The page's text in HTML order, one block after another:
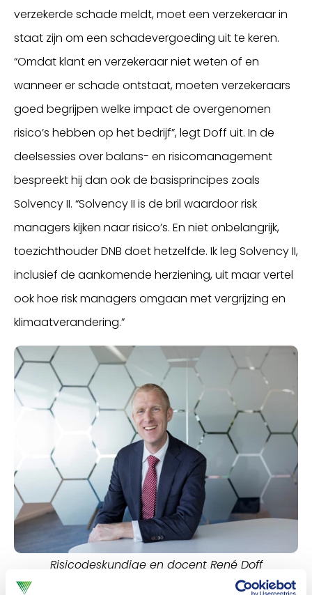
verzekerde schade meldt, moet een verzekeraar in
staat zijn om een schadevergoeding uit te keren.
“Omdat klant en verzekeraar niet weten of en
wanneer er schade ontstaat, moeten verzekeraars
goed begrijpen welke impact de overgenomen
risico’s hebben op het bedrijf”, legt Doff uit. In de
deelsessies over balans- en risicomanagement
bespreekt hij dan ook de basisprincipes zoals
Solvency II. “Solvency II is de bril waardoor risk
managers kijken naar risico’s. En niet onbelangrijk,
toezichthouder DNB doet hetzelfde. Ik leg Solvency II,
inclusief de aankomende herziening, uit maar vertel
ook hoe risk managers omgaan met vergrijzing en
klimaatverandering.”
Risicodeskundige en docent René Doff